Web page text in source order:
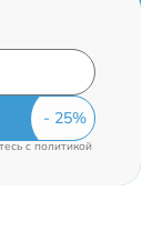
cполитикой